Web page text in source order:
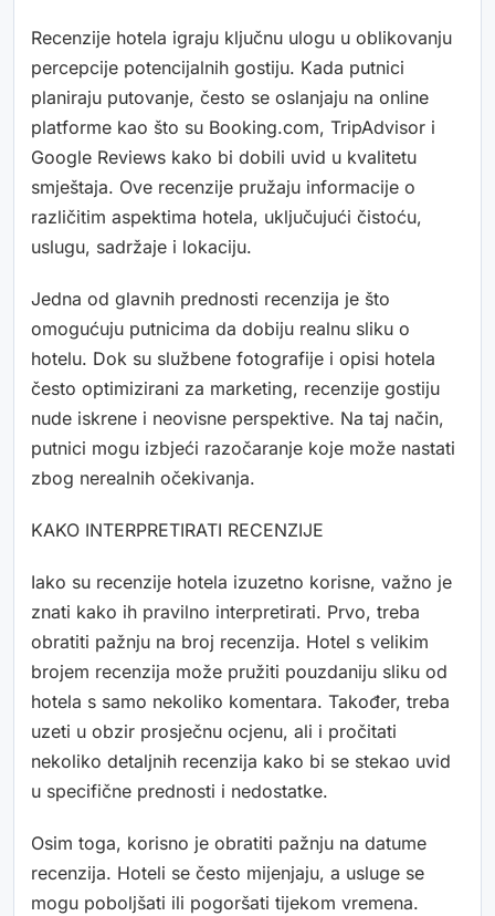
Recenzije hotela igraju ključnu ulogu u oblikovanju
percepcije potencijalnih gostiju. Kada putnici
planiraju putovanje, često se oslanjaju na online
platforme kao što su Booking.com, TripAdvisor i
Google Reviews kako bi dobili uvid u kvalitetu
smještaja. Ove recenzije pružaju informacije o
različitim aspektima hotela, uključujući čistoću,
uslugu, sadržaje i lokaciju.
Jedna od glavnih prednosti recenzija je što
omogućuju putnicima da dobiju realnu sliku o
hotelu. Dok su službene fotografije i opisi hotela
često optimizirani za marketing, recenzije gostiju
nude iskrene i neovisne perspektive. Na taj način,
putnici mogu izbjeći razočaranje koje može nastati
zbog nerealnih očekivanja.
KAKO INTERPRETIRATI RECENZIJE
Iako su recenzije hotela izuzetno korisne, važno je
znati kako ih pravilno interpretirati. Prvo, treba
obratiti pažnju na broj recenzija. Hotel s velikim
brojem recenzija može pružiti pouzdaniju sliku od
hotela s samo nekoliko komentara. Također, treba
uzeti u obzir prosječnu ocjenu, ali i pročitati
nekoliko detaljnih recenzija kako bi se stekao uvid
u specifične prednosti i nedostatke.
Osim toga, korisno je obratiti pažnju na datume
recenzija. Hoteli se često mijenjaju, a usluge se
mogu poboljšati ili pogoršati tijekom vremena.